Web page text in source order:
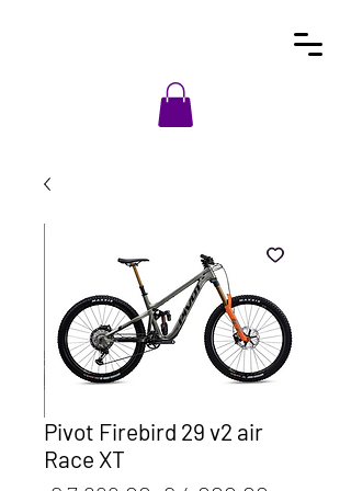
Pivot Firebird 29 v2 air
Race XT